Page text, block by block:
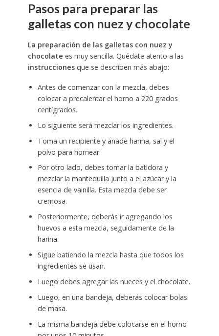
Pasos para preparar las
galletas con nuez y chocolate
La preparación de las galletas con nuez y
chocolate es muy sencilla. Quédate atento a las
instrucciones que se describen más abajo:
Antes de comenzar con la mezcla, debes
colocar a precalentar el horno a 220 grados
centígrados.
Lo siguiente será mezclar los ingredientes.
Toma un recipiente y añade harina, sal y el
polvo para hornear.
Por otro lado, debes tomar la batidora y
mezclar la mantequilla junto a el azúcar y la
esencia de vainilla. Esta mezcla debe ser
cremosa.
Posteriormente, deberás ir agregando los
huevos a esta mezcla, seguidamente de la
harina.
Sigue batiendo la mezcla hasta que todos los
ingredientes se usan.
Luego debes agregar las nueces y el chocolate.
Luego, en una bandeja, deberás colocar bolas
de masa.
La misma bandeja debe colocarse en el horno